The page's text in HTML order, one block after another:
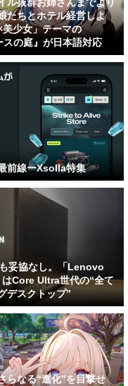
たちとホテル経営しよ
少女」テーマの
の庭』が日本語対応
前線ーXsolla特集
妥協なし。「Lenovo
Core Ultra世代の“全て
デスクトップ”
らなる“進化”を目撃せ